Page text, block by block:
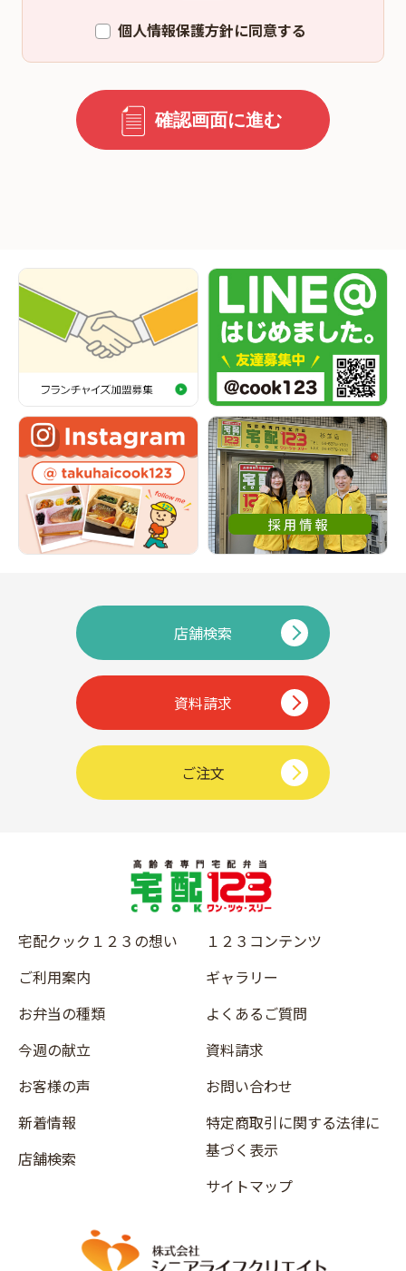
個人情報保護方針に同意する
確認画面に進む
店舗検索
資料請求
ご注文
宅配クック１２３の想い
ご利用案内
お弁当の種類
今週の献立
お客様の声
新着情報
店舗検索
１２３コンテンツ
ギャラリー
よくあるご質問
資料請求
お問い合わせ
特定商取引に関する法律に
基づく表示
サイトマップ